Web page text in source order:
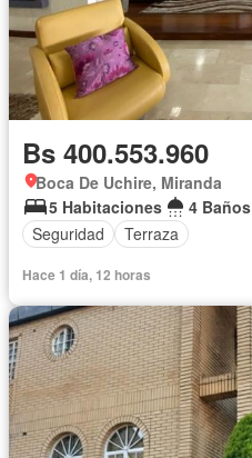
Bs 400.553.960
Boca De Uchire, Miranda
5 Habitaciones
4 Baños
Seguridad
Terraza
Hace 1 día, 12 horas